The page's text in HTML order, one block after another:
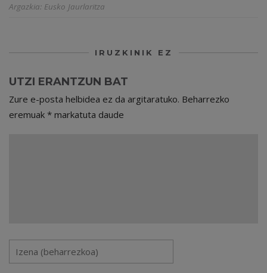
Argazkia: Eusko Jaurlaritza
IRUZKINIK EZ
UTZI ERANTZUN BAT
Zure e-posta helbidea ez da argitaratuko. Beharrezko
eremuak * markatuta daude